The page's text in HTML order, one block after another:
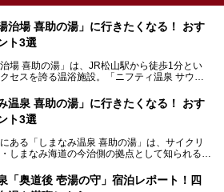
治場 喜助の湯」に行きたくなる！ おす
ト3選
治場 喜助の湯」は、JR松山駅から徒歩1分とい
セスを誇る温浴施設。「ニフティ温泉 サウナ
る人気スポットです。天然温泉・サウナ・岩盤
宿泊まで“癒しのすべて”がそろう人気施設の中で
すめしたい3つのポイントについて厳選してお
温泉 喜助の湯」に行きたくなる！ おす
ト3選
ある「しまなみ温泉 喜助の湯」は、サイクリ
しまなみ海道の今治側の拠点として知られる人
自転車ロッカーや工具、給水サービスなど、旅
夫がたっぷり。お風呂は内湯から半露天、サウ
「奥道後 壱湯の守」宿泊レポート！四